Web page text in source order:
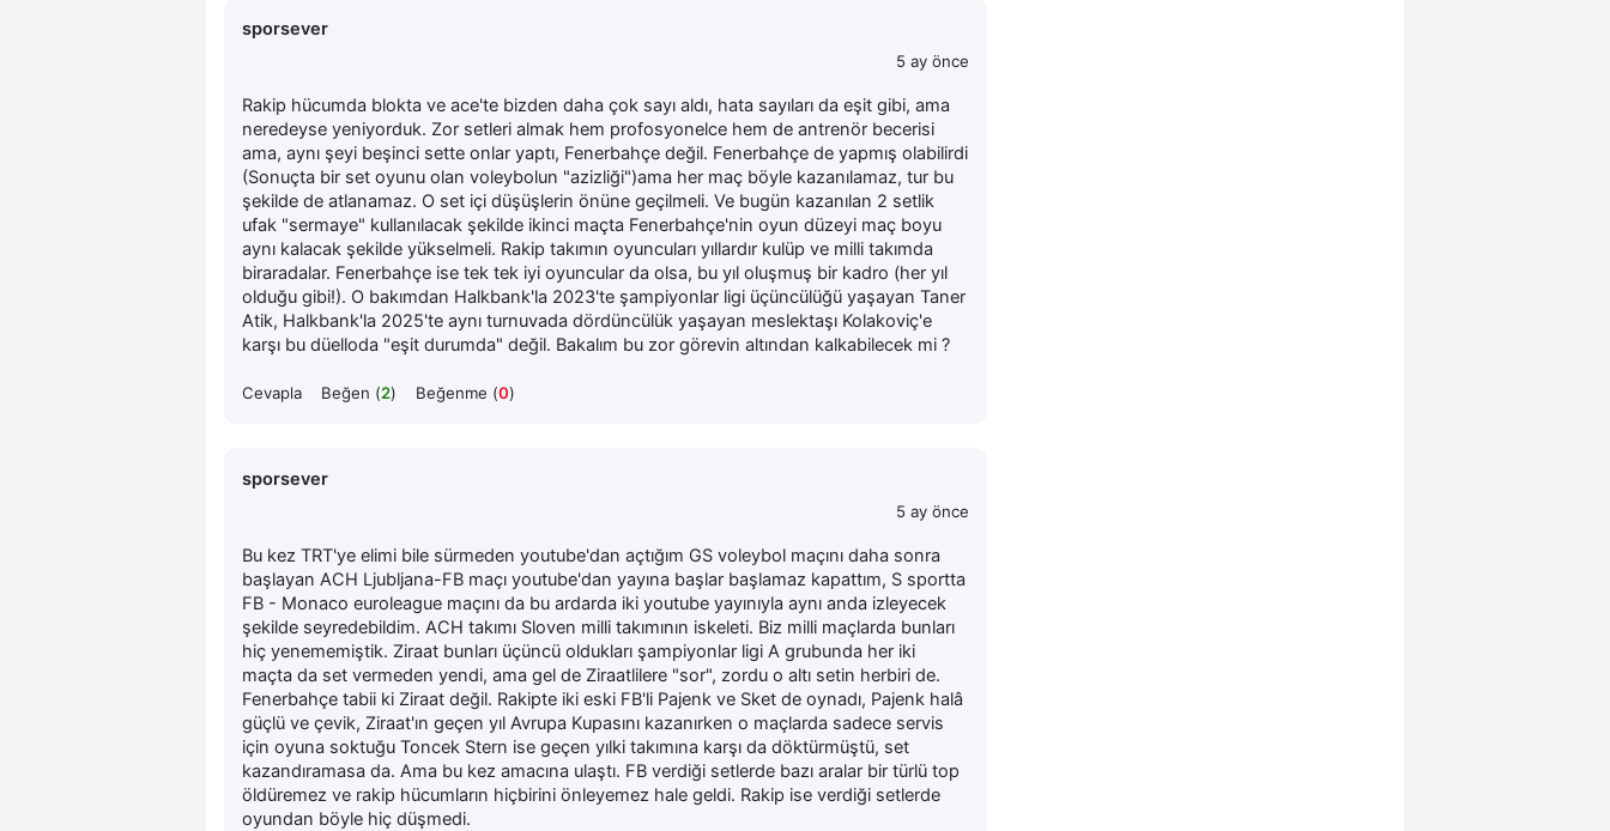
sporsever
5 ay önce
Rakip hücumda blokta ve ace'te bizden daha çok sayı aldı, hata sayıları da eşit gibi, ama
neredeyse yeniyorduk. Zor setleri almak hem profosyonelce hem de antrenör becerisi
ama, aynı şeyi beşinci sette onlar yaptı, Fenerbahçe değil. Fenerbahçe de yapmış olabilirdi
(Sonuçta bir set oyunu olan voleybolun "azizliği")ama her maç böyle kazanılamaz, tur bu
şekilde de atlanamaz. O set içi düşüşlerin önüne geçilmeli. Ve bugün kazanılan 2 setlik
ufak "sermaye" kullanılacak şekilde ikinci maçta Fenerbahçe'nin oyun düzeyi maç boyu
aynı kalacak şekilde yükselmeli. Rakip takımın oyuncuları yıllardır kulüp ve milli takımda
biraradalar. Fenerbahçe ise tek tek iyi oyuncular da olsa, bu yıl oluşmuş bir kadro (her yıl
olduğu gibi!). O bakımdan Halkbank'la 2023'te şampiyonlar ligi üçüncülüğü yaşayan Taner
Atik, Halkbank'la 2025'te aynı turnuvada dördüncülük yaşayan meslektaşı Kolakoviç'e
karşı bu düelloda "eşit durumda" değil. Bakalım bu zor görevin altından kalkabilecek mi ?
Cevapla Beğen (2) Beğenme (0)
sporsever
5 ay önce
Bu kez TRT'ye elimi bile sürmeden youtube'dan açtığım GS voleybol maçını daha sonra
başlayan ACH Ljubljana-FB maçı youtube'dan yayına başlar başlamaz kapattım, S sportta
FB - Monaco euroleague maçını da bu ardarda iki youtube yayınıyla aynı anda izleyecek
şekilde seyredebildim. ACH takımı Sloven milli takımının iskeleti. Biz milli maçlarda bunları
hiç yenememiştik. Ziraat bunları üçüncü oldukları şampiyonlar ligi A grubunda her iki
maçta da set vermeden yendi, ama gel de Ziraatlilere "sor", zordu o altı setin herbiri de.
Fenerbahçe tabii ki Ziraat değil. Rakipte iki eski FB'li Pajenk ve Sket de oynadı, Pajenk halâ
güçlü ve çevik, Ziraat'ın geçen yıl Avrupa Kupasını kazanırken o maçlarda sadece servis
için oyuna soktuğu Toncek Stern ise geçen yılki takımına karşı da döktürmüştü, set
kazandıramasa da. Ama bu kez amacına ulaştı. FB verdiği setlerde bazı aralar bir türlü top
öldüremez ve rakip hücumların hiçbirini önleyemez hale geldi. Rakip ise verdiği setlerde
oyundan böyle hiç düşmedi.